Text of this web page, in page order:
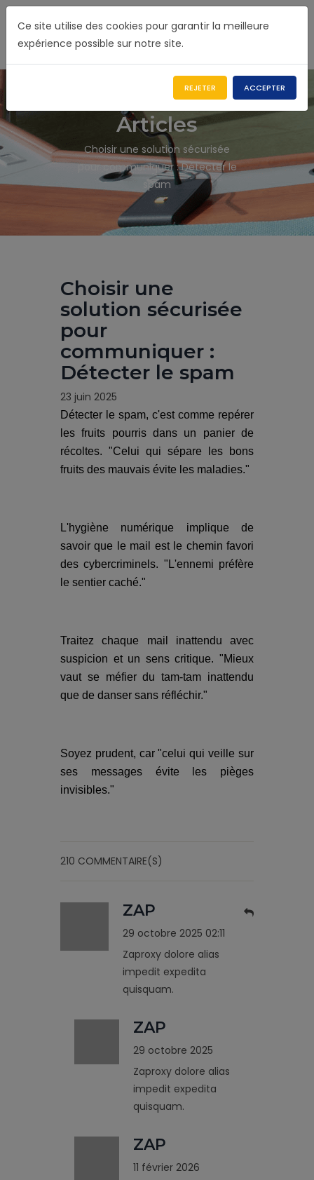
Articles
Choisir une solution sécurisée
pour communiquer : Détecter le
spam
Choisir une
solution sécurisée
pour
communiquer :
Détecter le spam
23 juin 2025
Détecter le spam, c'est comme repérer
les fruits pourris dans un panier de
récoltes. "Celui qui sépare les bons
fruits des mauvais évite les maladies."
L'hygiène numérique implique de
savoir que le mail est le chemin favori
des cybercriminels. "L'ennemi préfère
le sentier caché."
Traitez chaque mail inattendu avec
suspicion et un sens critique. "Mieux
vaut se méfier du tam-tam inattendu
que de danser sans réfléchir."
Soyez prudent, car "celui qui veille sur
ses messages évite les pièges
invisibles."
210 COMMENTAIRE(S)
ZAP
29 octobre 2025 02:11
Zaproxy dolore alias
impedit expedita
quisquam.
ZAP
29 octobre 2025
Zaproxy dolore alias
impedit expedita
quisquam.
ZAP
11 février 2026
Ce site utilise des cookies pour garantir la meilleure
expérience possible sur notre site.
REJETER ACCEPTER